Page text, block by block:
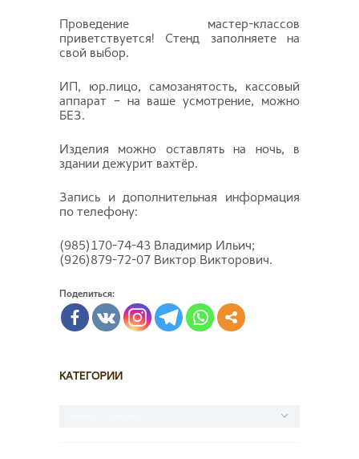
Проведение мастер-классов
приветствуется! Стенд заполняете на
свой выбор.
ИП, юр.лицо, самозанятость, кассовый
аппарат – на ваше усмотрение, можно
БЕЗ.
Изделия можно оставлять на ночь, в
здании дежурит вахтёр.
Запись и дополнительная информация
по телефону:
(985)170-74-43 Владимир Ильич;
(926)879-72-07 Виктор Викторович.
Поделиться:
КАТЕГОРИИ